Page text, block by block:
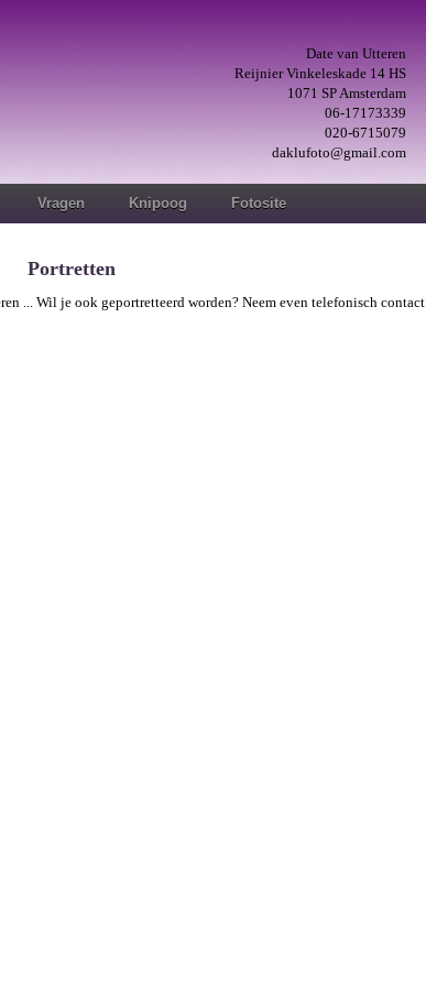
Date van Utteren
Reijnier Vinkeleskade 14 HS
1071 SP Amsterdam
06-17173339
020-6715079
daklufoto@gmail.com
Vragen Knipoog Fotosite
Portretten
... Wil je ook geportretteerd worden? Neem even telefonisch contact